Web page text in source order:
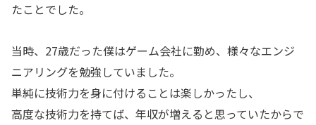
たことでした。
当時、27歳だった僕はゲーム会社に勤め、様々なエンジ
ニアリングを勉強していました。
単純に技術力を身に付けることは楽しかったし、
高度な技術力を持てば、年収が増えると思っていたからで